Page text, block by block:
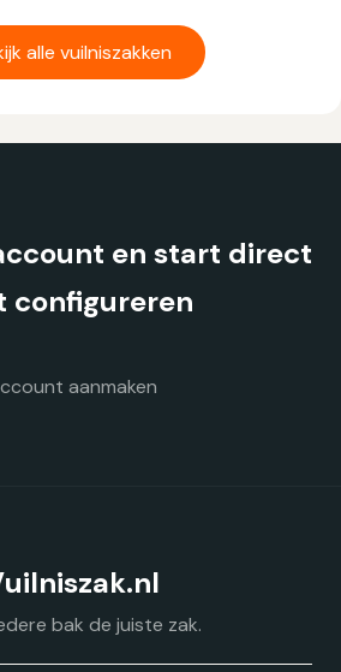
alle vuilniszakken
en start direct
configureren
aanmaken
bak de juiste zak.